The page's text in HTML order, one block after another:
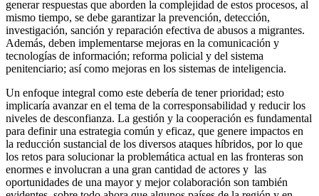
generar respuestas que aborden la complejidad de estos procesos, al
mismo tiempo, se debe garantizar la prevención, detección,
investigación, sanción y reparación efectiva de abusos a migrantes.
Además, deben implementarse mejoras en la comunicación y
tecnologías de información; reforma policial y del sistema
penitenciario; así como mejoras en los sistemas de inteligencia.
Un enfoque integral como este debería de tener prioridad; esto
implicaría avanzar en el tema de la corresponsabilidad y reducir los
niveles de desconfianza. La gestión y la cooperación es fundamental
para definir una estrategia común y eficaz, que genere impactos en
la reducción sustancial de los diversos ataques híbridos, por lo que
los retos para solucionar la problemática actual en las fronteras son
enormes e involucran a una gran cantidad de actores y las
oportunidades de una mayor y mejor colaboración son también